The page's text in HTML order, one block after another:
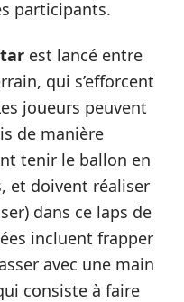
participants.
est lancé entre
qui s’efforcent
joueurs peuvent
de manière
tenir le ballon en
et doivent réaliser
dans ce laps de
incluent frapper
avec une main
consiste à faire